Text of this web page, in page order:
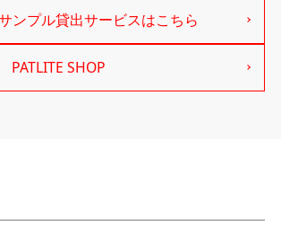
ンプル貸出サービスはこちら
SHOP